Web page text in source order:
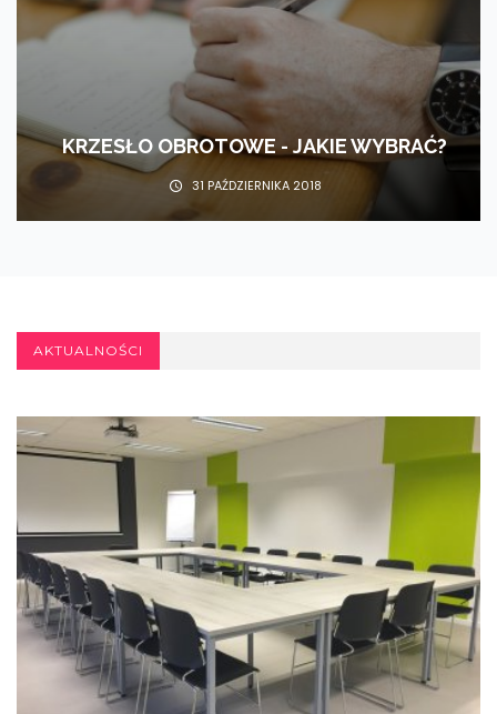
KRZESŁO OBROTOWE - JAKIE WYBRAĆ?
31 PAŹDZIERNIKA 2018
AKTUALNOŚCI